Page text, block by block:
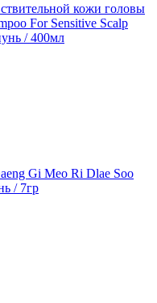
кожи головы
For Sensitive Scalp
/ 400мл
Gi Meo Ri Dlae Soo
/ 7гр